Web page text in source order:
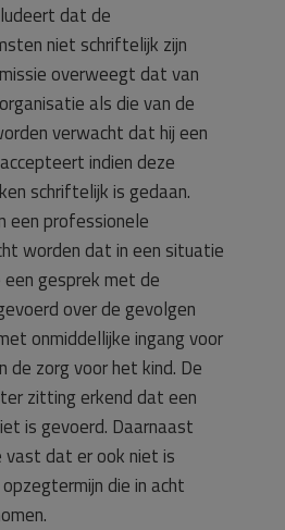
dat de
niet schriftelijk zijn
overweegt dat van
als die van de
verwacht dat hij een
indien deze
schriftelijk is gedaan.
een professionele
worden dat in een situatie
gesprek met de
over de gevolgen
onmiddellijke ingang voor
de zorg voor het kind. De
zitting erkend dat een
is gevoerd. Daarnaast
dat er ook niet is
die in acht